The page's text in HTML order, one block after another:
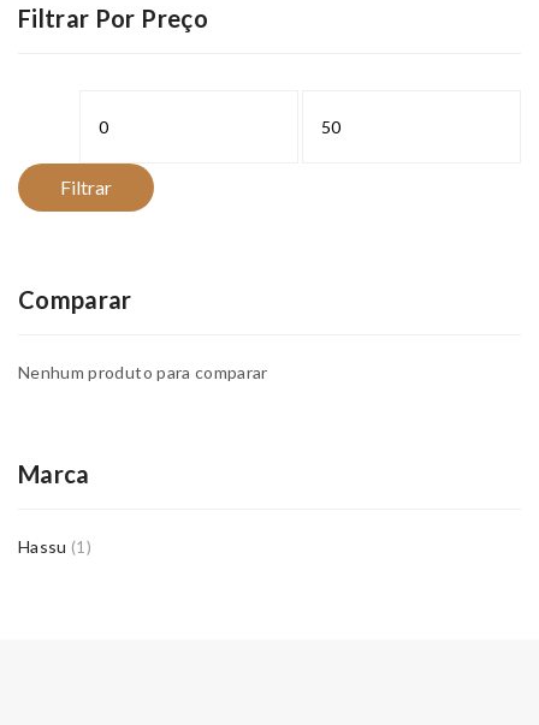
Filtrar Por Preço
Filtrar
Comparar
Nenhum produto para comparar
Marca
Hassu (1)